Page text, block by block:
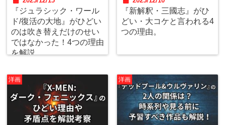
『ジュラシック・ワール
ド/復活の大地』がひどい
のは吹き替えだけのせい
ではなかった！4つの理由
を解説
『新解釈・三國志』がひ
どい・大コケと言われる4
つの理由。
洋画 洋画